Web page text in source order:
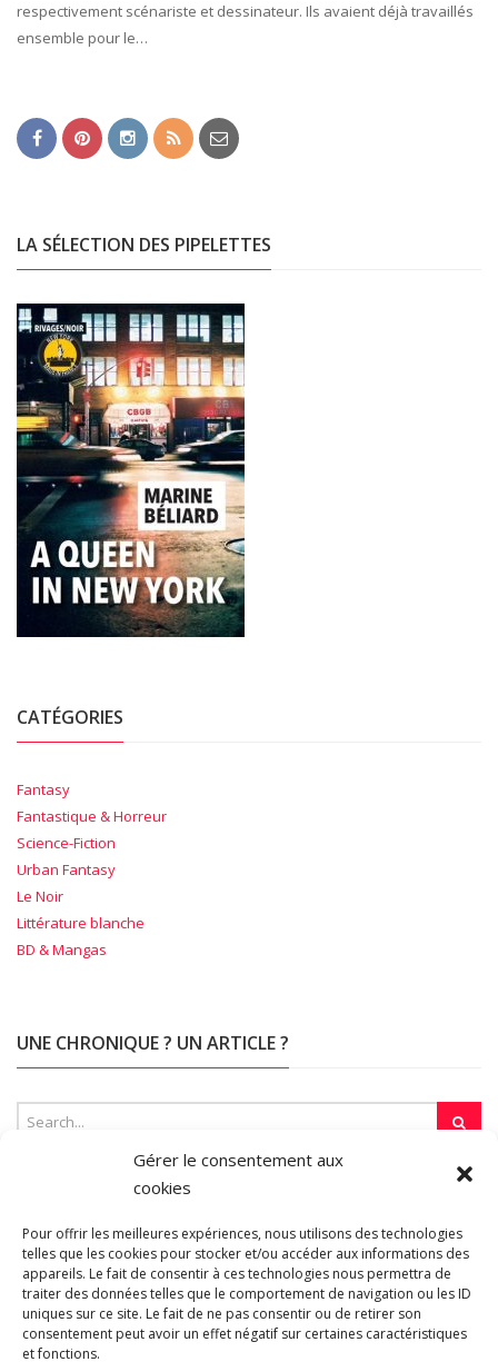
Gérer le consentement aux
cookies
Pour offrir les meilleures expériences, nous utilisons des technologies
telles que les cookies pour stocker et/ou accéder aux informations des
appareils. Le fait de consentir à ces technologies nous permettra de
traiter des données telles que le comportement de navigation ou les ID
uniques sur ce site. Le fait de ne pas consentir ou de retirer son
consentement peut avoir un effet négatif sur certaines caractéristiques
et fonctions.
respectivement scénariste et dessinateur. Ils avaient déjà travaillés
ensemble pour le…
LA SÉLECTION DES PIPELETTES
CATÉGORIES
Fantasy
Fantastique & Horreur
Science-Fiction
Urban Fantasy
Le Noir
Littérature blanche
BD & Mangas
UNE CHRONIQUE ? UN ARTICLE ?
SUR LA TOILE…
Blogroll